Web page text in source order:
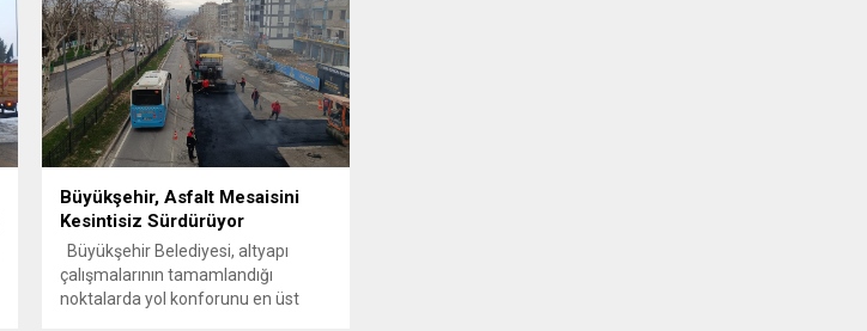
Büyükşehir, Asfalt Mesaisini
Kesintisiz Sürdürüyor
Büyükşehir Belediyesi, altyapı
çalışmalarının tamamlandığı
noktalarda yol konforunu en üst